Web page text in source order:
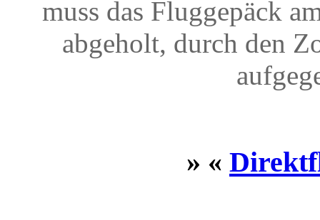
muss das Fluggepäck
abgeholt, durch den
» «